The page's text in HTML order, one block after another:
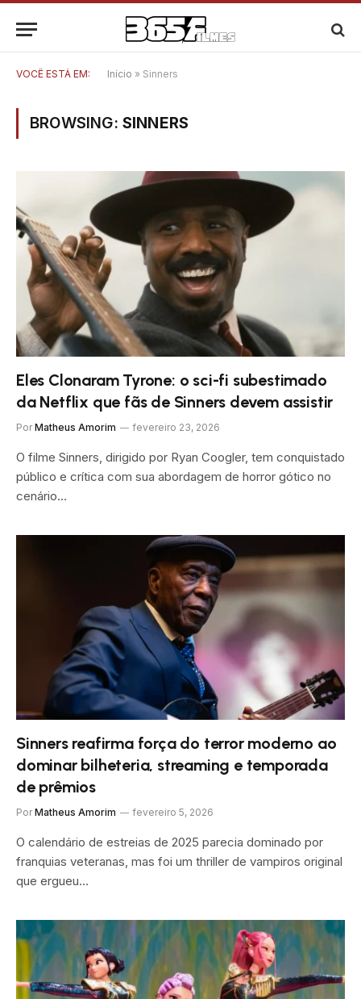
VOCÊ ESTÁ EM: Início » Sinners
BROWSING: SINNERS
Eles Clonaram Tyrone: o sci-fi subestimado
da Netflix que fãs de Sinners devem assistir
Por Matheus Amorim fevereiro 23, 2026
O filme Sinners, dirigido por Ryan Coogler, tem conquistado
público e crítica com sua abordagem de horror gótico no
cenário…
Sinners reafirma força do terror moderno ao
dominar bilheteria, streaming e temporada
de prêmios
Por Matheus Amorim fevereiro 5, 2026
O calendário de estreias de 2025 parecia dominado por
franquias veteranas, mas foi um thriller de vampiros original
que ergueu…